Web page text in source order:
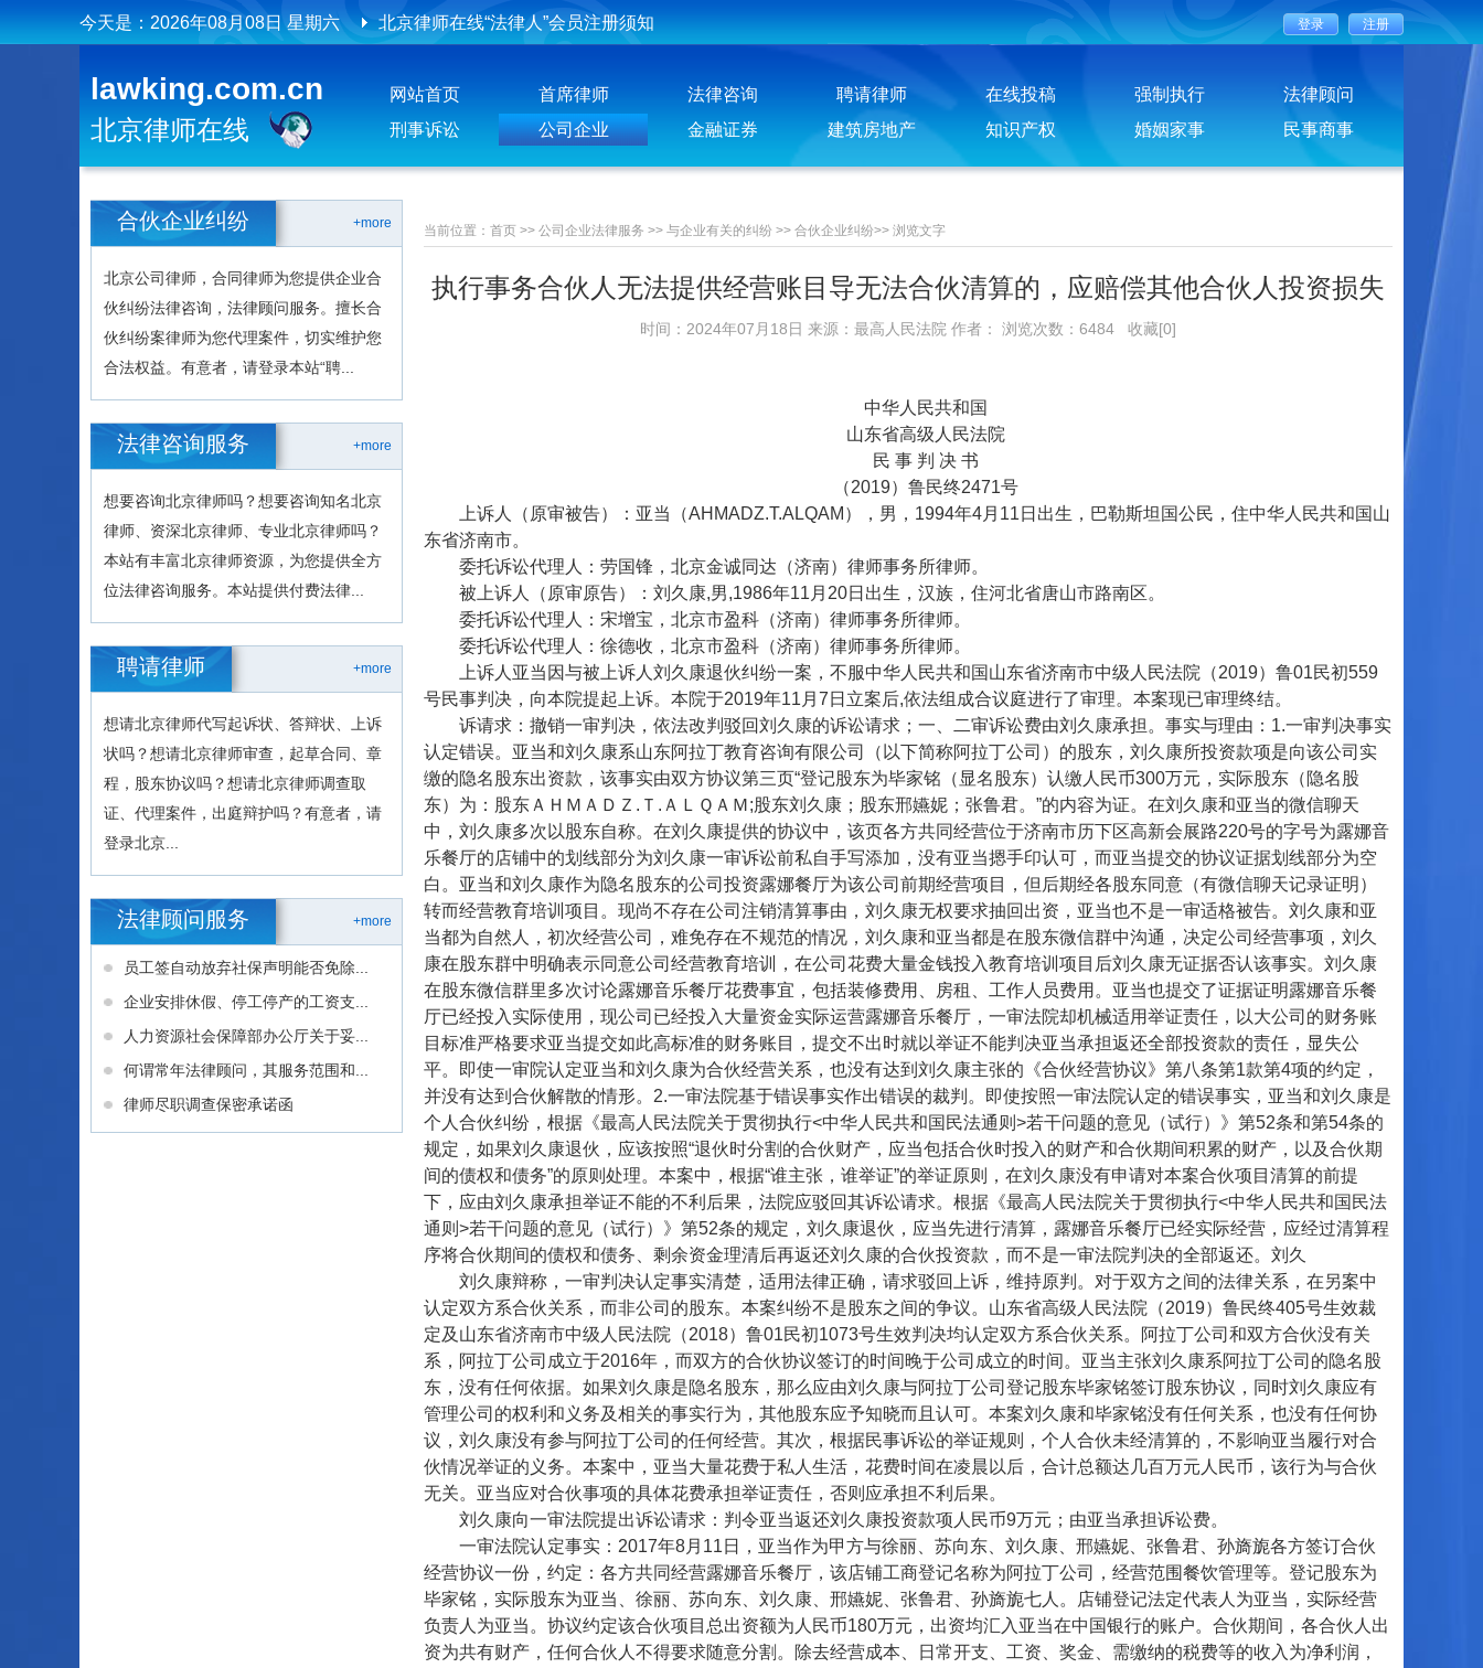
今天是： 2026年08月08日 星期六 北京律师在线投稿须知
lawking.com.cn
北京律师在线
网站首页 首席律师 法律咨询 聘请律师 在线投稿 强制执行
法律顾问
刑事诉讼
公司企业 金融证券 建筑房地产 知识产权 婚姻家事 民事商事
+more
合伙企业纠纷
北京公司律师，合同律师为您提供企业合
伙纠纷法律咨询，法律顾问服务。擅长合
伙纠纷案律师为您代理案件，切实维护您
合法权益。有意者，请登录本站“聘...
+more
法律咨询服务
想要咨询北京律师吗？想要咨询知名北京
律师、资深北京律师、专业北京律师吗？
本站有丰富北京律师资源，为您提供全方
位法律咨询服务。本站提供付费法律...
+more
聘请律师
想请北京律师代写起诉状、答辩状、上诉
状吗？想请北京律师审查，起草合同、章
程，股东协议吗？想请北京律师调查取
证、代理案件，出庭辩护吗？有意者，请
登录北京...
+more
法律顾问服务
员工签自动放弃社保声明能否免除...
企业安排休假、停工停产的工资支...
人力资源社会保障部办公厅关于妥...
何谓常年法律顾问，其服务范围和...
律师尽职调查保密承诺函
当前位置： 首页 >> 公司企业法律服务 >> 与企业有关的纠纷 >> 合伙企业纠纷>> 浏览文字
执行事务合伙人无法提供经营账目导无法合伙清算的，应赔偿其他合伙人投资损失
时间：2024年07月18日 来源：最高人民法院 作者： 浏览次数：6484 收藏[0]
中华人民共和国
山东省高级人民法院
民 事 判 决 书
（2019）鲁民终2471号
上诉人（原审被告）：亚当（AHMADZ.T.ALQAM），男，1994年4月11日出生，巴勒斯坦国公民，住中华人民共和国山
东省济南市。
委托诉讼代理人：劳国锋，北京金诚同达（济南）律师事务所律师。
被上诉人（原审原告）：刘久康,男,1986年11月20日出生，汉族，住河北省唐山市路南区。
委托诉讼代理人：宋增宝，北京市盈科（济南）律师事务所律师。
委托诉讼代理人：徐德收，北京市盈科（济南）律师事务所律师。
上诉人亚当因与被上诉人刘久康退伙纠纷一案，不服中华人民共和国山东省济南市中级人民法院（2019）鲁01民初559
号民事判决，向本院提起上诉。本院于2019年11月7日立案后,依法组成合议庭进行了审理。本案现已审理终结。
诉请求：撤销一审判决，依法改判驳回刘久康的诉讼请求；一、二审诉讼费由刘久康承担。事实与理由：1.一审判决事实
认定错误。亚当和刘久康系山东阿拉丁教育咨询有限公司（以下简称阿拉丁公司）的股东，刘久康所投资款项是向该公司实
缴的隐名股东出资款，该事实由双方协议第三页“登记股东为毕家铭（显名股东）认缴人民币300万元，实际股东（隐名股
东）为：股东ＡＨＭＡＤＺ.Ｔ.ＡＬＱＡＭ;股东刘久康；股东邢嬿妮；张鲁君。”的内容为证。在刘久康和亚当的微信聊天
中，刘久康多次以股东自称。在刘久康提供的协议中，该页各方共同经营位于济南市历下区高新会展路220号的字号为露娜音
乐餐厅的店铺中的划线部分为刘久康一审诉讼前私自手写添加，没有亚当摁手印认可，而亚当提交的协议证据划线部分为空
白。亚当和刘久康作为隐名股东的公司投资露娜餐厅为该公司前期经营项目，但后期经各股东同意（有微信聊天记录证明）
转而经营教育培训项目。现尚不存在公司注销清算事由，刘久康无权要求抽回出资，亚当也不是一审适格被告。刘久康和亚
当都为自然人，初次经营公司，难免存在不规范的情况，刘久康和亚当都是在股东微信群中沟通，决定公司经营事项，刘久
康在股东群中明确表示同意公司经营教育培训，在公司花费大量金钱投入教育培训项目后刘久康无证据否认该事实。刘久康
在股东微信群里多次讨论露娜音乐餐厅花费事宜，包括装修费用、房租、工作人员费用。亚当也提交了证据证明露娜音乐餐
厅已经投入实际使用，现公司已经投入大量资金实际运营露娜音乐餐厅，一审法院却机械适用举证责任，以大公司的财务账
目标准严格要求亚当提交如此高标准的财务账目，提交不出时就以举证不能判决亚当承担返还全部投资款的责任，显失公
平。即使一审院认定亚当和刘久康为合伙经营关系，也没有达到刘久康主张的《合伙经营协议》第八条第1款第4项的约定，
并没有达到合伙解散的情形。2.一审法院基于错误事实作出错误的裁判。即使按照一审法院认定的错误事实，亚当和刘久康是
个人合伙纠纷，根据《最高人民法院关于贯彻执行<中华人民共和国民法通则>若干问题的意见（试行）》第52条和第54条的
规定，如果刘久康退伙，应该按照“退伙时分割的合伙财产，应当包括合伙时投入的财产和合伙期间积累的财产，以及合伙期
间的债权和债务”的原则处理。本案中，根据“谁主张，谁举证”的举证原则，在刘久康没有申请对本案合伙项目清算的前提
下，应由刘久康承担举证不能的不利后果，法院应驳回其诉讼请求。根据《最高人民法院关于贯彻执行<中华人民共和国民法
通则>若干问题的意见（试行）》第52条的规定，刘久康退伙，应当先进行清算，露娜音乐餐厅已经实际经营，应经过清算程
序将合伙期间的债权和债务、剩余资金理清后再返还刘久康的合伙投资款，而不是一审法院判决的全部返还。刘久
刘久康辩称，一审判决认定事实清楚，适用法律正确，请求驳回上诉，维持原判。对于双方之间的法律关系，在另案中
认定双方系合伙关系，而非公司的股东。本案纠纷不是股东之间的争议。山东省高级人民法院（2019）鲁民终405号生效裁
定及山东省济南市中级人民法院（2018）鲁01民初1073号生效判决均认定双方系合伙关系。阿拉丁公司和双方合伙没有关
系，阿拉丁公司成立于2016年，而双方的合伙协议签订的时间晚于公司成立的时间。亚当主张刘久康系阿拉丁公司的隐名股
东，没有任何依据。如果刘久康是隐名股东，那么应由刘久康与阿拉丁公司登记股东毕家铭签订股东协议，同时刘久康应有
管理公司的权利和义务及相关的事实行为，其他股东应予知晓而且认可。本案刘久康和毕家铭没有任何关系，也没有任何协
议，刘久康没有参与阿拉丁公司的任何经营。其次，根据民事诉讼的举证规则，个人合伙未经清算的，不影响亚当履行对合
伙情况举证的义务。本案中，亚当大量花费于私人生活，花费时间在凌晨以后，合计总额达几百万元人民币，该行为与合伙
无关。亚当应对合伙事项的具体花费承担举证责任，否则应承担不利后果。
刘久康向一审法院提出诉讼请求：判令亚当返还刘久康投资款项人民币9万元；由亚当承担诉讼费。
一审法院认定事实：2017年8月11日，亚当作为甲方与徐丽、苏向东、刘久康、邢嬿妮、张鲁君、孙旖旎各方签订合伙
经营协议一份，约定：各方共同经营露娜音乐餐厅，该店铺工商登记名称为阿拉丁公司，经营范围餐饮管理等。登记股东为
毕家铭，实际股东为亚当、徐丽、苏向东、刘久康、邢嬿妮、张鲁君、孙旖旎七人。店铺登记法定代表人为亚当，实际经营
负责人为亚当。协议约定该合伙项目总出资额为人民币180万元，出资均汇入亚当在中国银行的账户。合伙期间，各合伙人出
资为共有财产，任何合伙人不得要求随意分割。除去经营成本、日常开支、工资、奖金、需缴纳的税费等的收入为净利润，